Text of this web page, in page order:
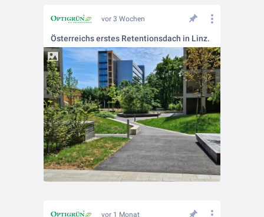
vor 3 Wochen
Österreichs erstes Retentionsdach in Linz.
vor 1 Monat